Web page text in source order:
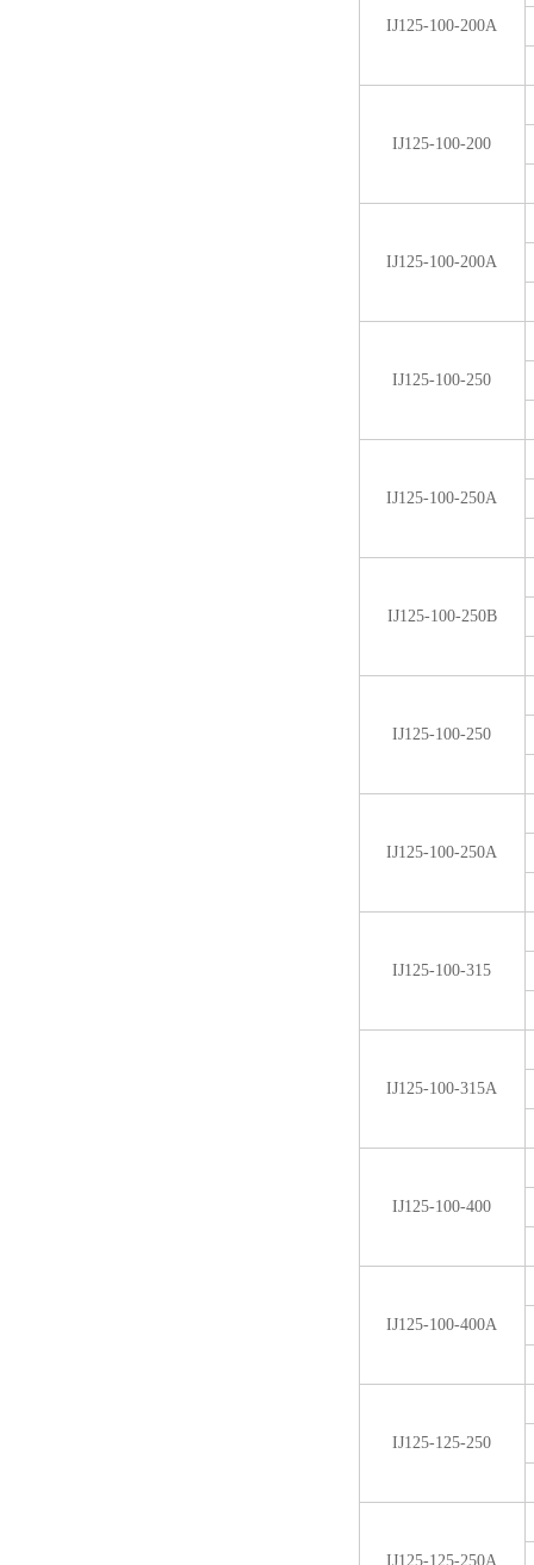
IJ125-100-200A
IJ125-100-200
IJ125-100-200A
IJ125-100-250
IJ125-100-250A
IJ125-100-250B
IJ125-100-250
IJ125-100-250A
IJ125-100-315
IJ125-100-315A
IJ125-100-400
IJ125-100-400A
IJ125-125-250
IJ125-125-250A